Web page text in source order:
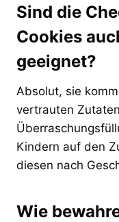
Sind die
Cookies
geeignet?
Absolut, sie
vertrauten
Kindern auf den
diesen nach
Wie